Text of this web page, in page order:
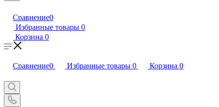
Сравнение0
Избранные товары 0
Корзина 0
Сравнение0 Избранные товары 0 Корзина 0